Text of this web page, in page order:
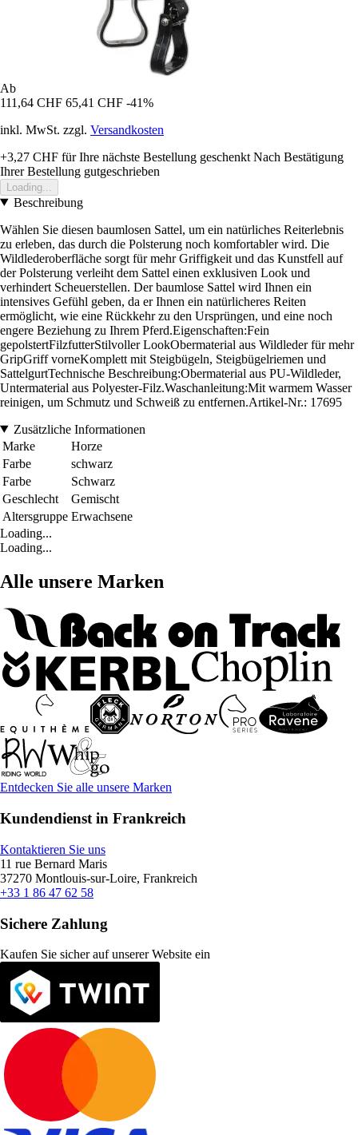
Ab
111,64 CHF 65,41 CHF -41%
inkl. MwSt. zzgl. Versandkosten
+3,27 CHF für Ihre nächste Bestellung geschenkt Nach Bestätigung
Ihrer Bestellung gutgeschrieben
Loading...
Beschreibung
Wählen Sie diesen baumlosen Sattel, um ein natürliches Reiterlebnis
zu erleben, das durch die Polsterung noch komfortabler wird. Die
Wildlederoberfläche sorgt für mehr Griffigkeit und das Kunstfell auf
der Polsterung verleiht dem Sattel einen exklusiven Look und
verhindert Scheuerstellen. Der baumlose Sattel wird Ihnen ein
intensives Gefühl geben, da er Ihnen ein natürlicheres Reiten
ermöglicht, wie eine Rückkehr zu den Ursprüngen, und eine noch
engere Beziehung zu Ihrem Pferd.Eigenschaften:Fein
gepolstertFilzfutterStilvoller LookObermaterial aus Wildleder für mehr
GripGriff vorneKomplett mit Steigbügeln, Steigbügelriemen und
SattelgurtTechnische Beschreibung:Obermaterial aus PU-Wildleder,
Untermaterial aus Polyester-Filz.Waschanleitung:Mit warmem Wasser
reinigen, um Schmutz und Schweiß zu entfernen.Artikel-Nr.: 17695
Zusätzliche Informationen
Marke
Horze
Farbe
schwarz
Farbe
Schwarz
Geschlecht
Gemischt
Altersgruppe Erwachsene
Loading...
Loading...
Alle unsere Marken
Entdecken Sie alle unsere Marken
Kundendienst in Frankreich
Kontaktieren Sie uns
11 rue Bernard Maris
37270 Montlouis-sur-Loire, Frankreich
+33 1 86 47 62 58
Sichere Zahlung
Kaufen Sie sicher auf unserer Website ein